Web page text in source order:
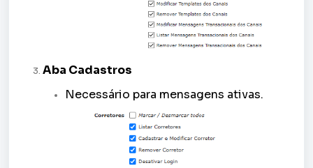
Aba Cadastros
Necessário para mensagens ativas.